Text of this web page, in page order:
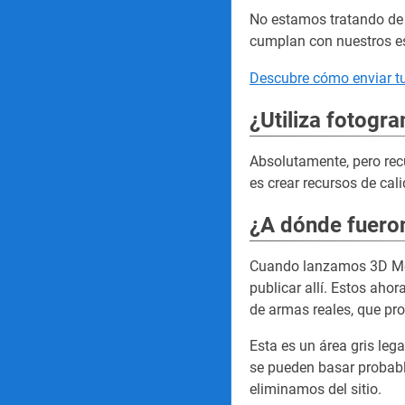
No estamos tratando
cumplan con nuestros
Descubre cómo enviar
¿Utiliza
Absolutamente, pero
es crear recursos de
¿A dónde
Cuando lanzamos 3D
publicar allí. Estos
de armas reales, que
Esta es un área gris
se pueden basar
eliminamos del sitio.